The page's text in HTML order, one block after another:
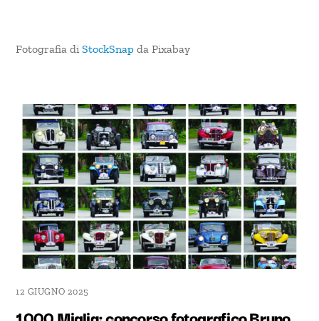
Fotografia diStockSnap da Pixabay
12 GIUGNO 2025